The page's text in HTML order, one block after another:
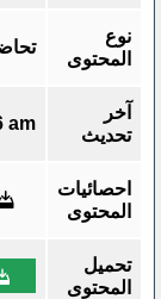
نوع
المحتوى
آخر
تحديث
am
احصائيات
المحتوى
تحميل
المحتوى